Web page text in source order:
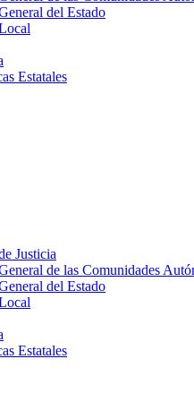
del Estado
Estatales
Justicia
de las Comunidades
del Estado
Estatales